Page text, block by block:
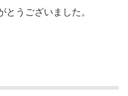
うございました。